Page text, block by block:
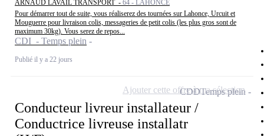
ARNAUD LAVAIL TRANSPORT - 64 - LAHONCE
Pour démarrer tout de suite, vous réaliserez des tournées sur Lahonce, Urcuit et
Mouguerre pour livraison colis, messageries de petit colis (les plus gros sont de
maximum 30kg). Vous serez de repos...
CDI - Temps plein
Publié il y a 22 jours
Conducteur livreur installateur /
Conductrice livreuse installatr
CDDTemps plein
Ajouter cette offre à ma sélection